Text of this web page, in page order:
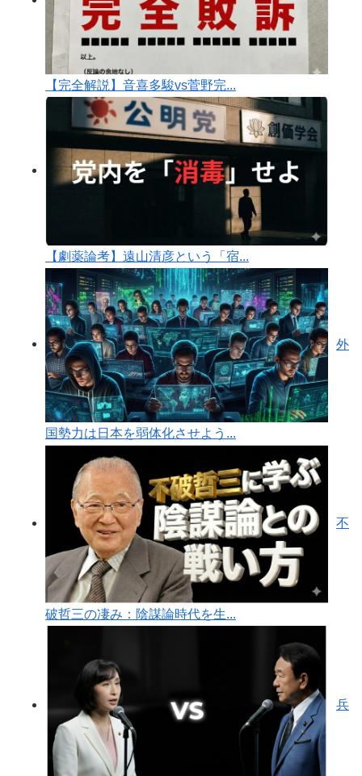
【完全解説】音喜多駿vs菅野完...
【劇薬論考】遠山清彦という「宿...
外
国勢力は日本を弱体化させよう...
不
破哲三の凄み：陰謀論時代を生...
兵